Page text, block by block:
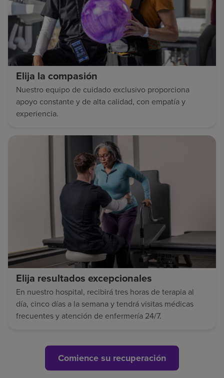
Elija la compasión
Nuestro equipo de cuidado exclusivo proporciona
apoyo constante y de alta calidad, con empatía y
experiencia.
Elija resultados excepcionales
En nuestro hospital, recibirá tres horas de terapia al
día, cinco días a la semana y tendrá visitas médicas
frecuentes y atención de enfermería 24/7.
Comience su recuperación